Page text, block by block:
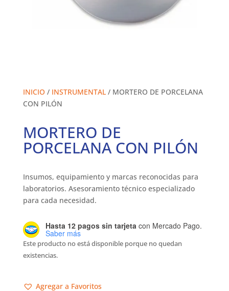
INICIO / INSTRUMENTAL/ MORTERO DE PORCELANA
CON PILÓN
MORTERO DE
PORCELANA CON PILÓN
Insumos, equipamiento y marcas reconocidas para
laboratorios. Asesoramiento técnico especializado
para cada necesidad.
Hasta 12 pagos sin tarjetacon Mercado Pago.
Saber más
Este producto no está disponible porque no quedan
existencias.
Agregar a Favoritos